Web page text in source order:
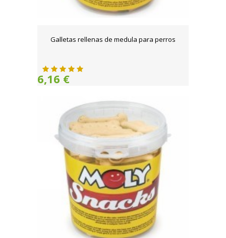
Galletas rellenas de medula para perros
6,16 €